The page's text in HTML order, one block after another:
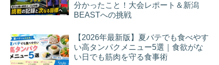
分かったこと！大会レポート＆新潟
BEASTへの挑戦
【2026年最新版】夏バテでも食べやす
い高タンパクメニュー5選｜食欲がな
い日でも筋肉を守る食事術